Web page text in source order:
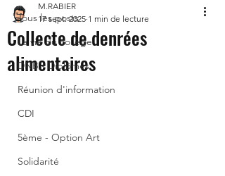
Tous les posts
La vie du collège
DNB - Diplômes
Réunion d'information
CDI
5ème - Option Art
Solidarité
Collecte de denrées
alimentaires
M.RABIER
17 sept. 2025 1 min de lecture